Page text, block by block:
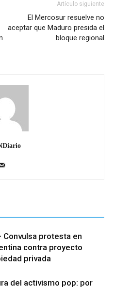
Artículo siguiente
El Mercosur resuelve no
aceptar que Maduro presida el
bloque regional
Convulsa protesta en
contra proyecto
privada
del activismo pop: por